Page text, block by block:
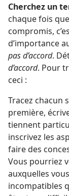
Cherchez un
chaque fois
compromis,
d’importance
pas d’accord.
d’accord. Pour
ceci :
Tracez chacun
première,
tiennent
inscrivez les
faire des
Vous pourriez
auxquelles
incompatibles